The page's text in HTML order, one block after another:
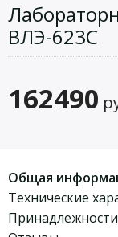
ВЛЭ-623С
162490
Общая
Технические
Принадлежности